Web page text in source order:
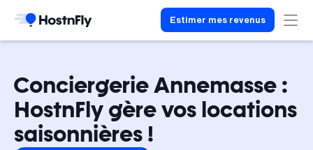
Estimer mes revenus
Conciergerie Annemasse :
HostnFly gère vos locations
saisonnières !